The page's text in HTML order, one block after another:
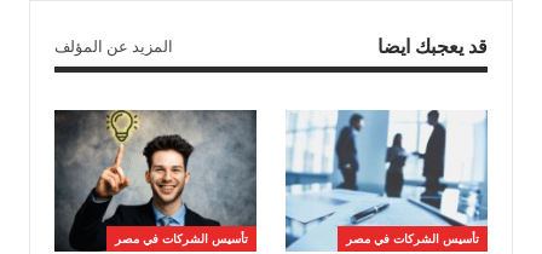
قد يعجبك ايضا المزيد عن المؤلف
تأسيس الشركات في مصر تأسيس الشركات في مصر